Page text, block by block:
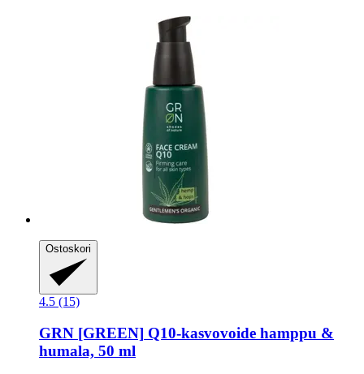
Ostoskori
4.5 (15)
GRN [GREEN] Q10-​kasvovoide hamppu &
humala, 50 ml